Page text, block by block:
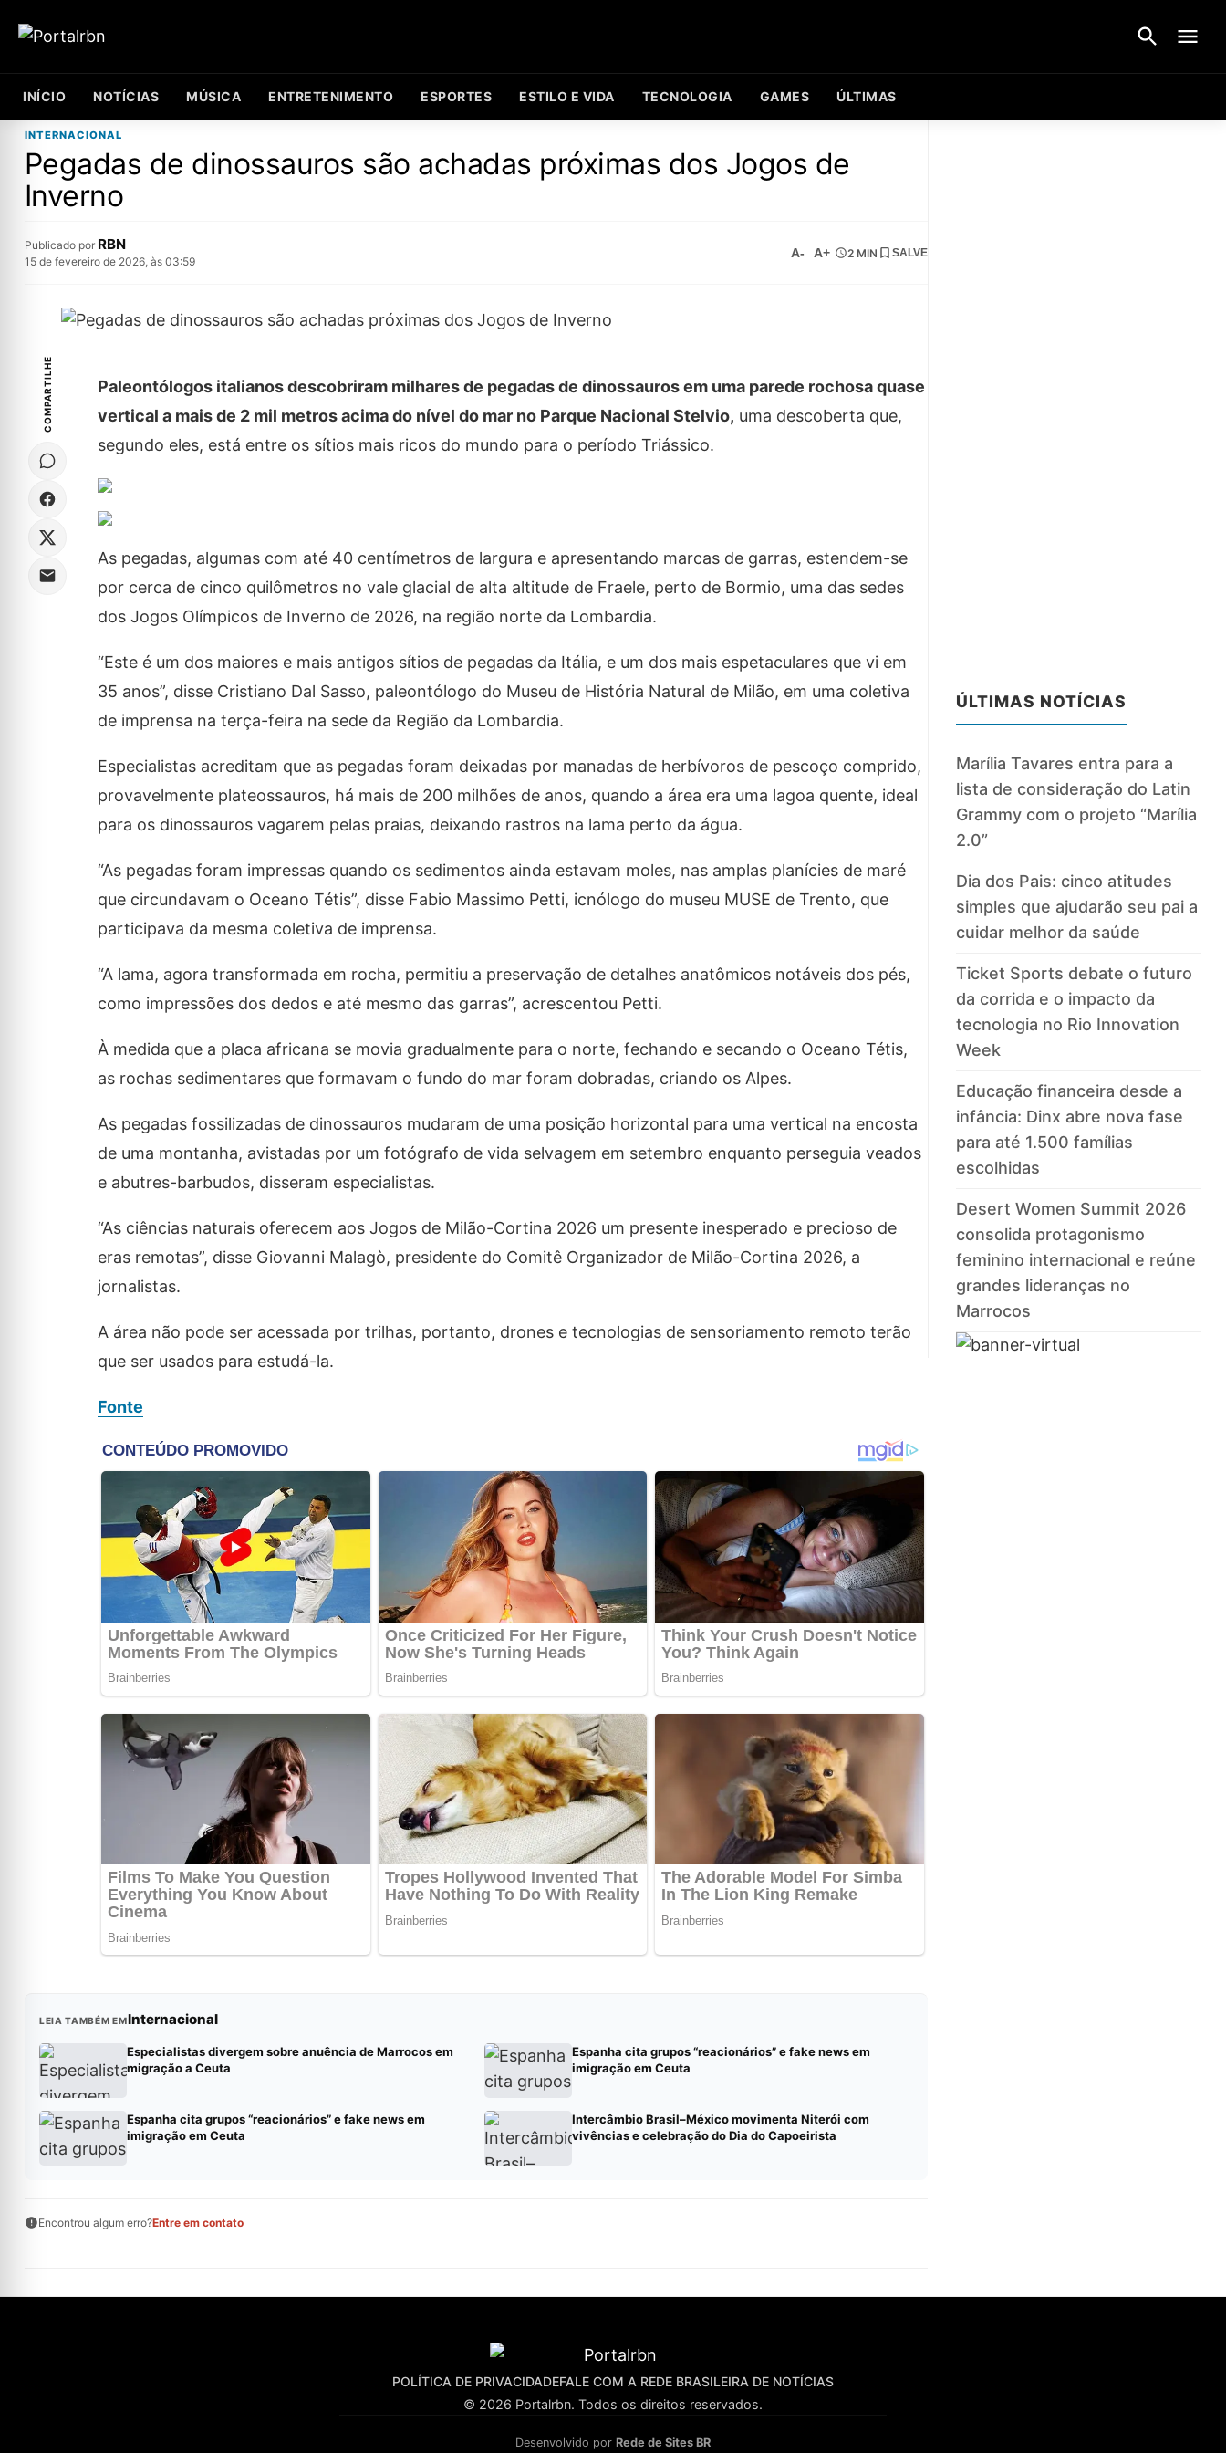
INÍCIO NOTÍCIAS MÚSICA ENTRETENIMENTO ESPORTES ESTILO E VIDA TECNOLOGIA GAMES ÚLTIMAS
INTERNACIONAL
Pegadas de dinossauros são achadas próximas dos Jogos de
Inverno
Publicado por RBN
15 de fevereiro de 2026, às 03:59
A- A+ 2 MIN SALVE
COMPARTILHE
Paleontólogos italianos descobriram milhares de pegadas de dinossauros em uma parede rochosa quase
vertical a mais de 2 mil metros acima do nível do mar no Parque Nacional Stelvio, uma descoberta que,
segundo eles, está entre os sítios mais ricos do mundo para o período Triássico.
As pegadas, algumas com até 40 centímetros de largura e apresentando marcas de garras, estendem-se
por cerca de cinco quilômetros no vale glacial de alta altitude de Fraele, perto de Bormio, uma das sedes
dos Jogos Olímpicos de Inverno de 2026, na região norte da Lombardia.
“Este é um dos maiores e mais antigos sítios de pegadas da Itália, e um dos mais espetaculares que vi em
35 anos”, disse Cristiano Dal Sasso, paleontólogo do Museu de História Natural de Milão, em uma coletiva
de imprensa na terça-feira na sede da Região da Lombardia.
Especialistas acreditam que as pegadas foram deixadas por manadas de herbívoros de pescoço comprido,
provavelmente plateossauros, há mais de 200 milhões de anos, quando a área era uma lagoa quente, ideal
para os dinossauros vagarem pelas praias, deixando rastros na lama perto da água.
“As pegadas foram impressas quando os sedimentos ainda estavam moles, nas amplas planícies de maré
que circundavam o Oceano Tétis”, disse Fabio Massimo Petti, icnólogo do museu MUSE de Trento, que
participava da mesma coletiva de imprensa.
“A lama, agora transformada em rocha, permitiu a preservação de detalhes anatômicos notáveis ​​dos pés,
como impressões dos dedos e até mesmo das garras”, acrescentou Petti.
À medida que a placa africana se movia gradualmente para o norte, fechando e secando o Oceano Tétis,
as rochas sedimentares que formavam o fundo do mar foram dobradas, criando os Alpes.
As pegadas fossilizadas de dinossauros mudaram de uma posição horizontal para uma vertical na encosta
de uma montanha, avistadas por um fotógrafo de vida selvagem em setembro enquanto perseguia veados
e abutres-barbudos, disseram especialistas.
“As ciências naturais oferecem aos Jogos de Milão-Cortina 2026 um presente inesperado e precioso de
eras remotas”, disse Giovanni Malagò, presidente do Comitê Organizador de Milão-Cortina 2026, a
jornalistas.
A área não pode ser acessada por trilhas, portanto, drones e tecnologias de sensoriamento remoto terão
que ser usados ​​para estudá-la.
Fonte
LEIA TAMBÉM EMInternacional
Especialistas divergem sobre anuência de Marrocos em
migração a Ceuta
Espanha cita grupos “reacionários” e fake news em
imigração em Ceuta
Espanha cita grupos “reacionários” e fake news em
imigração em Ceuta
Intercâmbio Brasil–México movimenta Niterói com
vivências e celebração do Dia do Capoeirista
Encontrou algum erro?Entre em contato
ÚLTIMAS NOTÍCIAS
Marília Tavares entra para a
lista de consideração do Latin
Grammy com o projeto “Marília
2.0”
Dia dos Pais: cinco atitudes
simples que ajudarão seu pai a
cuidar melhor da saúde
Ticket Sports debate o futuro
da corrida e o impacto da
tecnologia no Rio Innovation
Week
Educação financeira desde a
infância: Dinx abre nova fase
para até 1.500 famílias
escolhidas
Desert Women Summit 2026
consolida protagonismo
feminino internacional e reúne
grandes lideranças no
Marrocos
POLÍTICA DE PRIVACIDADEFALE COM A REDE BRASILEIRA DE NOTÍCIAS
© 2026 Portalrbn. Todos os direitos reservados.
Desenvolvido por Rede de Sites BR